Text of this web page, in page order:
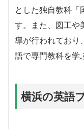
とした独自教科「
す。また、図工や
導が行われており
語で専門教科を学
横浜の英語